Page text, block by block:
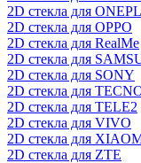
2D стекла для
2D стекла для OPPO
2D стекла для RealMe
2D стекла для
2D стекла для SONY
2D стекла для
2D стекла для TELE2
2D стекла для VIVO
2D стекла для
2D стекла для ZTE